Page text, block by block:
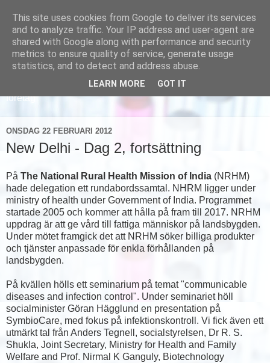
Läs om hur vi marknadsför svensk sjukvård och svenska
företag
ONSDAG 22 FEBRUARI 2012
New Delhi - Dag 2, fortsättning
På The National Rural Health Mission of India (NRHM)
hade delegation ett rundabordssamtal. NHRM ligger under
ministry of health under Government of India. Programmet
startade 2005 och kommer att hålla på fram till 2017. NRHM
uppdrag är att ge vård till fattiga människor på landsbygden.
Under mötet framgick det att NRHM söker billiga produkter
och tjänster anpassade för enkla förhållanden på
landsbygden.
På kvällen hölls ett seminarium på temat "communicable
diseases and infection control". Under seminariet höll
socialminister Göran Hägglund en presentation på
SymbioCare, med fokus på infektionskontroll. Vi fick även ett
utmärkt tal från Anders Tegnell, socialstyrelsen, Dr R. S.
Shukla, Joint Secretary, Ministry for Health and Family
Welfare and Prof. Nirmal K Ganguly, Biotechnology
This site uses cookies from Google to deliver its services
and to analyze traffic. Your IP address and user-agent are
shared with Google along with performance and security
metrics to ensure quality of service, generate usage
statistics, and to detect and address abuse.
LEARN MORE GOT IT